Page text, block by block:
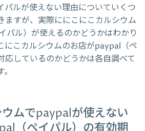
パルが使えない理由についていくつ
ますが、実際ににこにこカルシウム
パル）が使えるのかどうかはわかり
にこカルシウムのお店がpaypal（ペ
応しているのかどうかは各自調べて
ムでpaypalが使えない